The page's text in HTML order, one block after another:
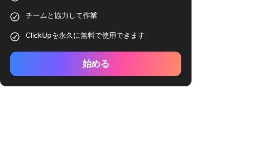
チームと協力して作業
ClickUpを永久に無料で使用できます
始める